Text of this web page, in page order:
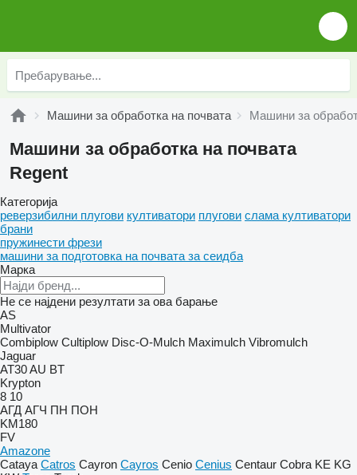
Машини за обработка на почвата Машини за
Машини за обработка на почвата
Regent
Категорија
реверзибилни плугови култиватори плугови слама култиватори
брани
пружинести фрези
машини за подготовка на почвата за сеидба
Марка
Не се најдени резултати за ова барање
AS
Multivator
Combiplow Cultiplow Disc-O-Mulch Maximulch Vibromulch
Jaguar
AT30AU BT
Krypton
8 10
АГД АГЧ ПН ПОН
KM180
FV
Amazone
Cataya Catros Cayron Cayros Cenio Cenius Centaur Cobra KE KG